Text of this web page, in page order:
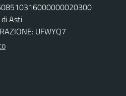
di Asti
UFWYQ7